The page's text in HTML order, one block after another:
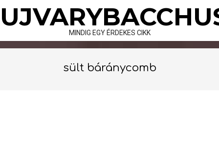
to
MINDIG EGY ÉRDEKES CIKK
sült báránycomb